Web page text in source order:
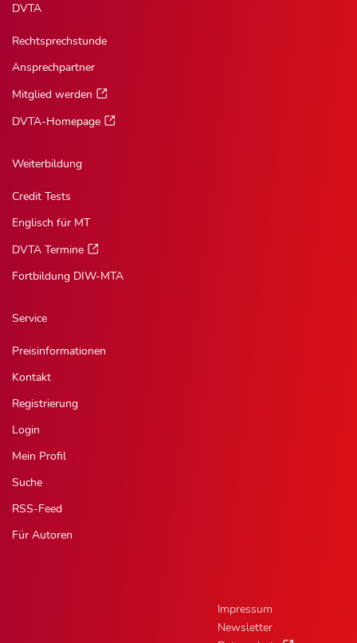
DVTA
Rechtsprechstunde
Ansprechpartner
Mitglied werden
DVTA-Homepage
Weiterbildung
Credit Tests
Englisch für MT
DVTA Termine
Fortbildung DIW-MTA
Service
Preisinformationen
Kontakt
Registrierung
Login
Mein Profil
Suche
RSS-Feed
Für Autoren
Impressum
Newsletter